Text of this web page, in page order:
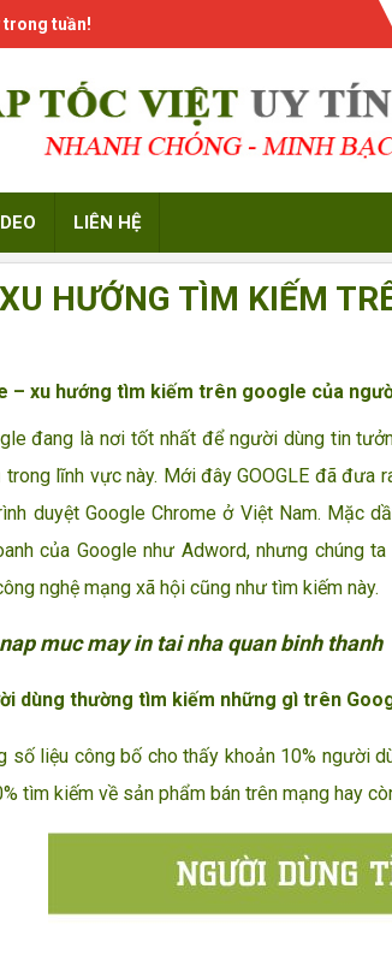
trong tuần!
LIÊN HỆ
XU HƯỚNG TÌM KIẾM
– xu hướng tìm kiếm trên google của
đang là nơi tốt nhất để người dùng tin
lĩnh vực này. Mới đây GOOGLE đã
duyệt Google Chrome ở Việt Nam. Mặc
của Google như Adword, nhưng chúng
nghệ mạng xã hội cũng như tìm kiếm này.
nap muc may in tai nha quan binh thanh
dùng thường tìm kiếm những gì trên
liệu công bố cho thấy khoản 10% người
tìm kiếm về sản phẩm bán trên mạng hay